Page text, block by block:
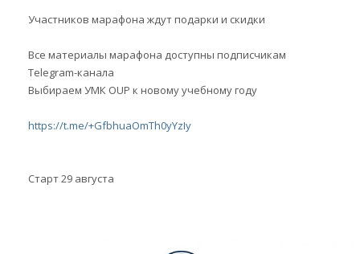
Участников марафона ждут подарки и скидки
Все материалы марафона доступны подписчикам
Telegram-канала
Выбираем УМК OUP к новому учебному году
https://t.me/+GfbhuaOmTh0yYzIy
Старт 29 августа